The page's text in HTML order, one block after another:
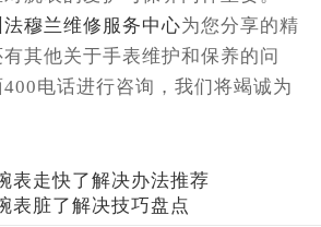
法穆兰维修服务中心为您分享的精
其他关于手表维护和保养的问
电话进行咨询，我们将竭诚为
表走快了解决办法推荐
表脏了解决技巧盘点